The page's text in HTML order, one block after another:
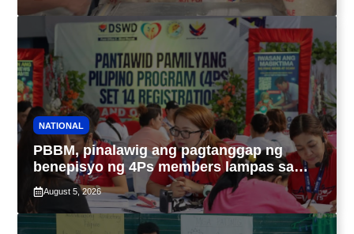
NATIONAL
PBBM, pinalawig ang pagtanggap ng
benepisyo ng 4Ps members lampas sa
maximum 7-year-period
August 5, 2026